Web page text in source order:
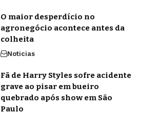
O maior desperdício no
agronegócio acontece antes da
colheita
Noticias
Fã de Harry Styles sofre acidente
grave ao pisar em bueiro
quebrado após show em São
Paulo